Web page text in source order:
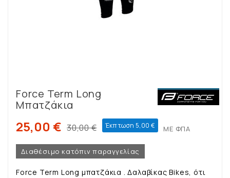
Force Term Long
Μπατζάκια
25,00 € 30,00 € Έκπτωση 5,00 € ΜΕ ΦΠΑ
Διαθέσιμο κατόπιν παραγγελίας
Force Term Long μπατζάκια . Δαλαβίκας Bikes, ότι